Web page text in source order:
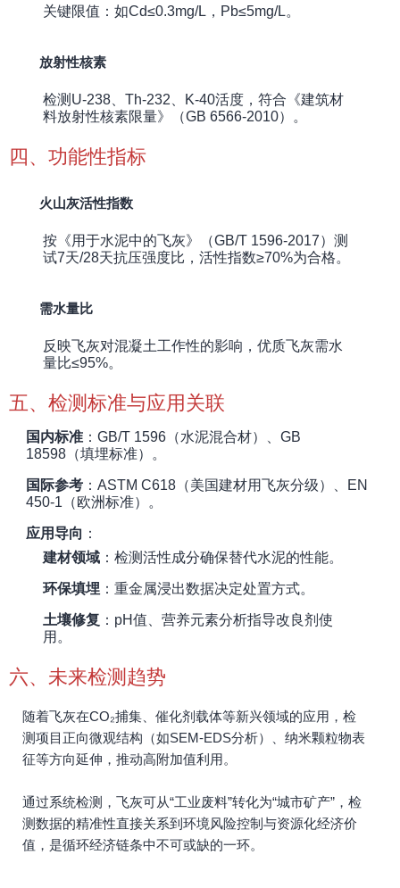
关键限值：如Cd≤0.3mg/L，Pb≤5mg/L。
放射性核素
检测U-238、Th-232、K-40活度，符合《建筑材
料放射性核素限量》（GB 6566-2010）。
四、功能性指标
火山灰活性指数
按《用于水泥中的飞灰》（GB/T 1596-2017）测
试7天/28天抗压强度比，活性指数≥70%为合格。
需水量比
反映飞灰对混凝土工作性的影响，优质飞灰需水
量比≤95%。
五、检测标准与应用关联
国内标准 ：GB/T 1596（水泥混合材）、GB
18598（填埋标准）。
国际参考 ：ASTM C618（美国建材用飞灰分级）、EN
450-1（欧洲标准）。
应用导向 ：
建材领域 ：检测活性成分确保替代水泥的性能。
环保填埋 ：重金属浸出数据决定处置方式。
土壤修复 ：pH值、营养元素分析指导改良剂使
用。
六、未来检测趋势
随着飞灰在CO₂捕集、催化剂载体等新兴领域的应用，检
测项目正向微观结构（如SEM-EDS分析）、纳米颗粒物表
征等方向延伸，推动高附加值利用。
通过系统检测，飞灰可从“工业废料”转化为“城市矿产”，检
测数据的精准性直接关系到环境风险控制与资源化经济价
值，是循环经济链条中不可或缺的一环。